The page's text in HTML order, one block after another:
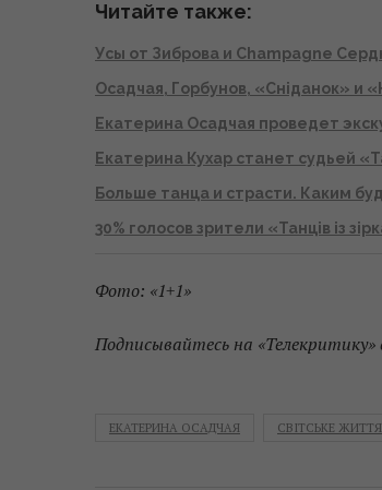
Читайте также:
Усы от Зиброва и Champagne
Осадчая, Горбунов, «Сніданок» и
Екатерина Осадчая проведет
Екатерина Кухар станет судьей
Больше танца и страсти. Каким
30% голосов зрители «Танців із
Фото: «1+1»
Подписывайтесь на «Телекритику»
ЕКАТЕРИНА ОСАДЧАЯ СВІТСЬКЕ ЖИТТЯ